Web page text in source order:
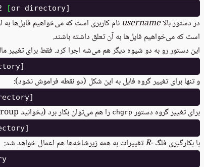
[
در دستور بالاusername نام کاربری است که می‌خواهیم فایل‌ها به
است که می‌خواهیم فایل‌ها به آن تعلق داشته باشند.
این دستور رو به دو شیوه دیگر هم می‌شه اجرا کرد. فقط برای تغییر
و تنها برای تغییر گروه فایل به این شکل (دو نقطه فراموش نشود):
برای تغییر گروه دستور chgrp را هم می‌توان بکار برد (بخوانید change group):
با بکارگیری فلگ-R تغییرات به همه زیرشاخه‌ها هم اعمال خواهد شد: